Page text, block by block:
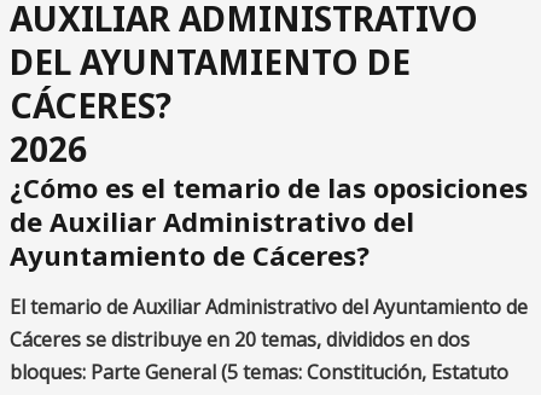
AUXILIAR ADMINISTRATIVO
DEL AYUNTAMIENTO DE
CÁCERES?
2026
¿Cómo es el temario de las oposiciones
de Auxiliar Administrativo del
Ayuntamiento de Cáceres?
El temario de Auxiliar Administrativo del Ayuntamiento de
Cáceres se distribuye en 20 temas, divididos en dos
bloques: Parte General (5 temas: Constitución, Estatuto